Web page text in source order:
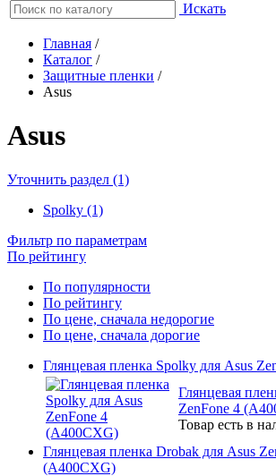
Искать
Главная /
Каталог /
Защитные пленки /
Asus
Asus
Уточнить раздел (1)
Spolky (1)
Фильтр по параметрам
По рейтингу
По популярности
По рейтингу
По цене, сначала недорогие
По цене, сначала дорогие
Глянцевая пленка Spolky для Asus
Глянцевая
ZenFone 4
Товар есть в
Глянцевая пленка Drobak для Asus
(A400CXG)